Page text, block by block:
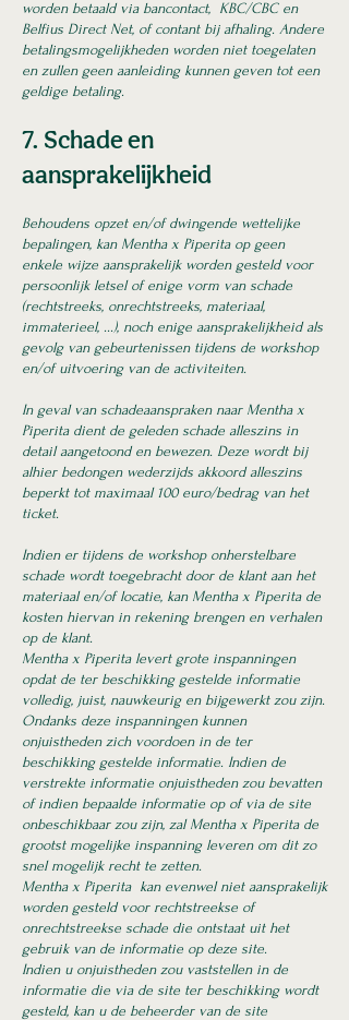
worden betaald via bancontact, KBC/CBC en
Belfius Direct Net, of contant bij afhaling. Andere
betalingsmogelijkheden worden niet toegelaten
en zullen geen aanleiding kunnen geven tot een
geldige betaling.
7. Schade en
aansprakelijkheid
Behoudens opzet en/of dwingende wettelijke
bepalingen, kan Mentha x Piperita op geen
enkele wijze aansprakelijk worden gesteld voor
persoonlijk letsel of enige vorm van schade
(rechtstreeks, onrechtstreeks, materiaal,
immaterieel, ...), noch enige aansprakelijkheid als
gevolg van gebeurtenissen tijdens de workshop
en/of uitvoering van de activiteiten.
In geval van schadeaanspraken naar Mentha x
Piperita dient de geleden schade alleszins in
detail aangetoond en bewezen. Deze wordt bij
alhier bedongen wederzijds akkoord alleszins
beperkt tot maximaal 100 euro/bedrag van het
ticket.
Indien er tijdens de workshop onherstelbare
schade wordt toegebracht door de klant aan het
materiaal en/of locatie, kan Mentha x Piperita de
kosten hiervan in rekening brengen en verhalen
op de klant.
Mentha x Piperita levert grote inspanningen
opdat de ter beschikking gestelde informatie
volledig, juist, nauwkeurig en bijgewerkt zou zijn.
Ondanks deze inspanningen kunnen
onjuistheden zich voordoen in de ter
beschikking gestelde informatie. Indien de
verstrekte informatie onjuistheden zou bevatten
of indien bepaalde informatie op of via de site
onbeschikbaar zou zijn, zal Mentha x Piperita de
grootst mogelijke inspanning leveren om dit zo
snel mogelijk recht te zetten.
Mentha x Piperita kan evenwel niet aansprakelijk
worden gesteld voor rechtstreekse of
onrechtstreekse schade die ontstaat uit het
gebruik van de informatie op deze site.
Indien u onjuistheden zou vaststellen in de
informatie die via de site ter beschikking wordt
gesteld, kan u de beheerder van de site